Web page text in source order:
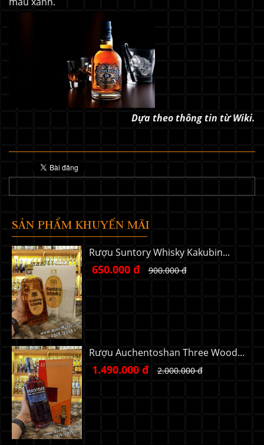
Dựa theo thông tin từ Wiki.
SẢN PHẨM KHUYẾN MÃI
Rượu Suntory Whisky Kakubin...
650.000 đ 900.000 đ
Rượu Auchentoshan Three Wood...
1.490.000 đ 2.000.000 đ